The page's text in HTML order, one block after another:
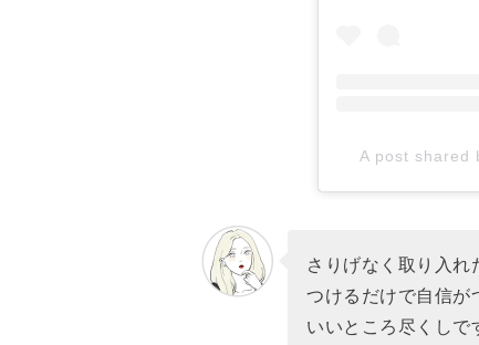
A post shared
さりげなく取り入
つけるだけで自信が
いいところ尽くしで